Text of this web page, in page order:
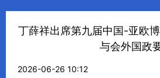
丁薛祥出席第九届中国-亚欧
与会外国政
2026-06-26 10:12